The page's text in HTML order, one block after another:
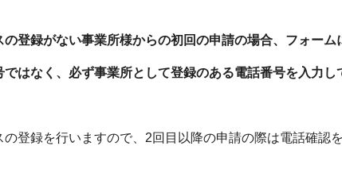
登録がない事業所様からの初回の申請の場合、フォーム
はなく、必ず事業所として登録のある電話番号を入力し
登録を行いますので、2回目以降の申請の際は電話確認を